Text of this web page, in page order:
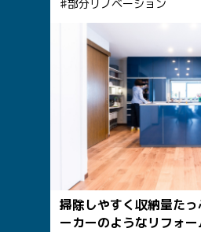
部分リノベーション
掃除しやすく収納量た
ーカーのようなリフォー